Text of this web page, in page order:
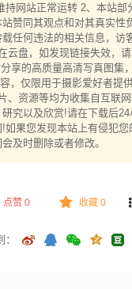
持网站正常运转 2、本站部
赞同其观点和对其真实性
任何违法的相关信息，访
云盘，如发现链接失效，
享的高质量高清写真图集
，仅限用于摄影爱好者提
、资源等均为收集自互联
究以及欣赏!请在下载后
如果您发现本站上有侵犯
及时删除或者修改。
点赞 0 收藏 0